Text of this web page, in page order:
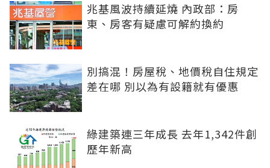
兆基風波持續延燒 內政部：房
東、房客有疑慮可解約換約
別搞混！房屋稅、地價稅自住規定
差在哪 別以為有設籍就有優惠
綠建築連三年成長 去年1,342件創
歷年新高